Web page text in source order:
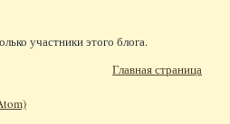
участники этого блога.
Главная страница